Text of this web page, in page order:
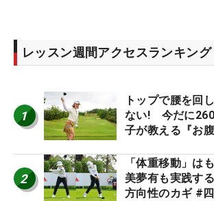
レッスン週間アクセスランキング
1
トップで腰を回
ない! 今だに
子が教える『お腹
2
「体重移動」は
美夢有も実践す
方向性のカギ #